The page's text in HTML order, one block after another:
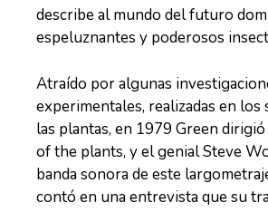
describe al mundo del futuro
espeluznantes y poderosos
Atraído por algunas
experimentales, realizadas en los
las plantas, en 1979 Green
of the plants, y el genial Steve
banda sonora de este
contó en una entrevista que su